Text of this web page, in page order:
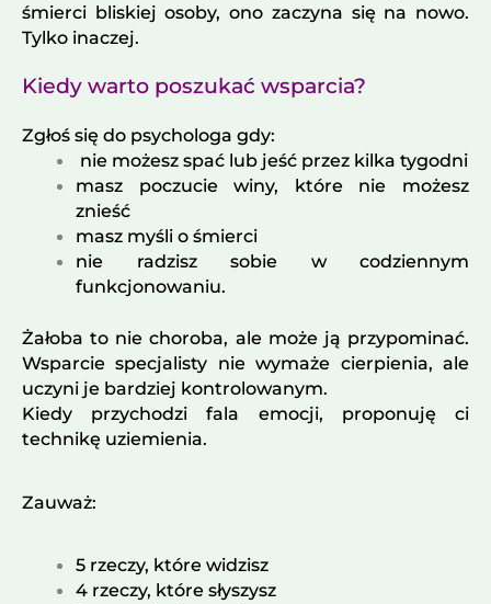
śmierci bliskiej osoby, ono zaczyna się na nowo.
Tylko inaczej.
Kiedy warto poszukać wsparcia?
Zgłoś się do psychologa gdy:
nie możesz spać lub jeść przez kilka tygodni
masz poczucie winy, które nie możesz
znieść
masz myśli o śmierci
nie radzisz sobie w codziennym
funkcjonowaniu.
Żałoba to nie choroba, ale może ją przypominać.
Wsparcie specjalisty nie wymaże cierpienia, ale
uczyni je bardziej kontrolowanym.
Kiedy przychodzi fala emocji, proponuję ci
technikę uziemienia.
Zauważ:
5 rzeczy, które widzisz
4 rzeczy, które słyszysz